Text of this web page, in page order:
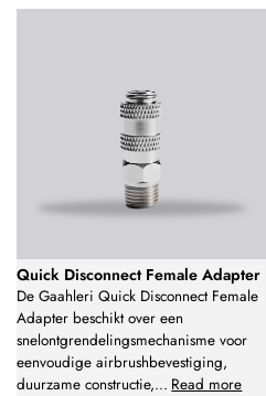
Quick Disconnect Female Adapter
De Gaahleri Quick Disconnect Female
Adapter beschikt over een
snelontgrendelingsmechanisme voor
eenvoudige airbrushbevestiging,
duurzame constructie,... Read more